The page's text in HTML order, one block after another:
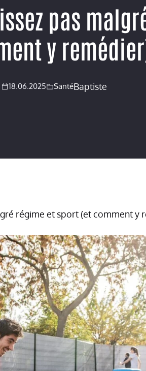
pas
y
18.06.2025 SantéBaptiste
régime et sport (et comment y